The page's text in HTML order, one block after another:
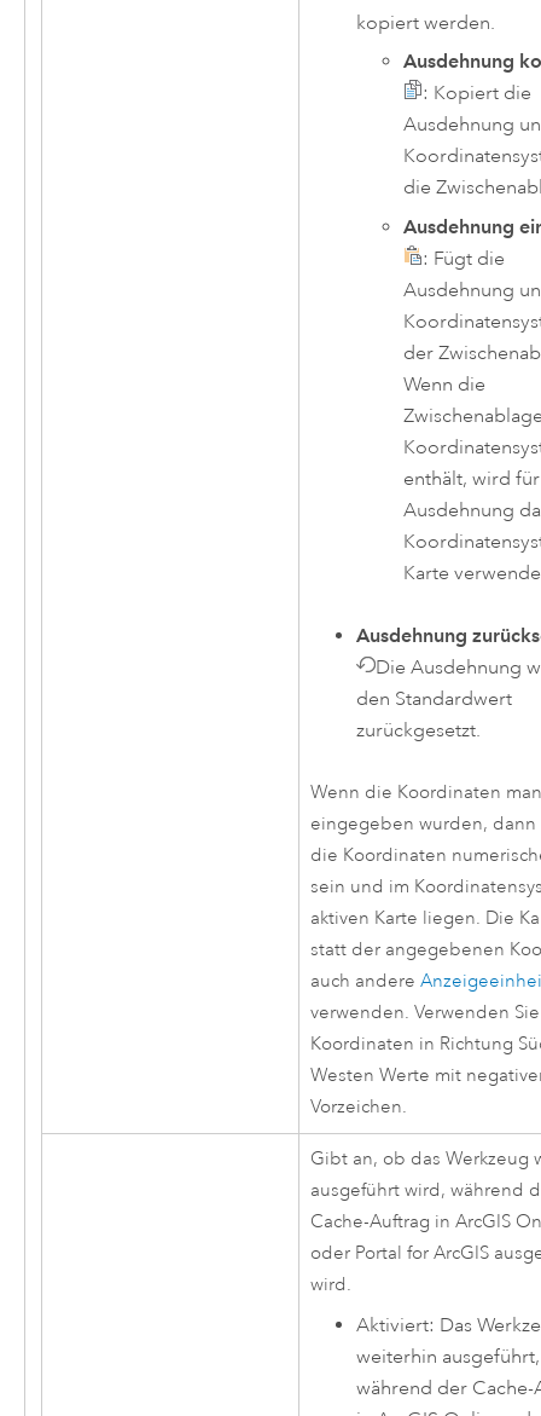
kopiert werden.
Ausdehnung
: Kopiert die
Ausdehnung
die
Ausdehnung
: Fügt die
Ausdehnung
der
Wenn die
enthält, wird
Ausdehnung
Karte
Ausdehnung
Die Ausdehnung
den Standardwert
zurückgesetzt.
Wenn die Koordinaten
eingegeben wurden, dann
die Koordinaten
sein und im
aktiven Karte liegen. Die
statt der angegebenen
auch andere
verwenden. Verwenden
Koordinaten in Richtung
Westen Werte mit
Vorzeichen.
Gibt an, ob das Werkzeug
ausgeführt wird, während
Cache-Auftrag in ArcGIS
oder Portal for ArcGIS
wird.
Aktiviert: Das
weiterhin ausgeführt,
während der Cache-